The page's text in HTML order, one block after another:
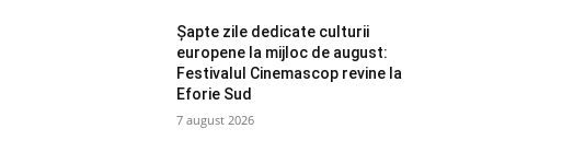
Șapte zile dedicate culturii
europene la mijloc de august:
Festivalul Cinemascop revine la
Eforie Sud
7 august 2026